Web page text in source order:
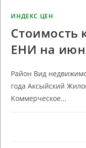
ИНДЕКС ЦЕН
Стоимость
ЕНИ на
Район Вид
года Аксыйский
Коммерческое…